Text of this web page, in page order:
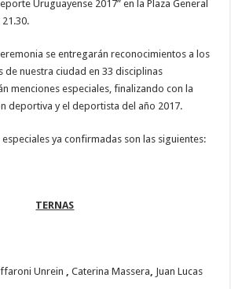
Uruguayense 2017” en la Plaza General
21.30.
se entregarán reconocimientos a los
nuestra ciudad en 33 disciplinas
menciones especiales, finalizando con la
deportiva y el deportista del año 2017.
ya confirmadas son las siguientes:
TERNAS
Unrein ,Caterina Massera, Juan Lucas